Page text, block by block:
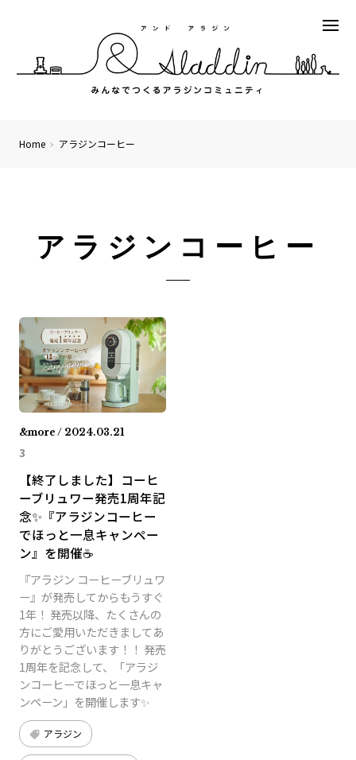
Home アラジンコーヒー
アラジンコーヒー
&more / 2024.03.21
3
【終了しました】コーヒ
ーブリュワー発売1周年記
念✨『アラジンコーヒー
でほっと一息キャンペー
ン』を開催☕
『アラジン コーヒーブリュワ
ー』が発売してからもうすぐ
1年！ 発売以降、たくさんの
方にご愛用いただきましてあ
りがとうございます！！ 発売
1周年を記念して、「アラジ
ンコーヒーでほっと一息キャ
ンペーン」を開催します✨
アラジン